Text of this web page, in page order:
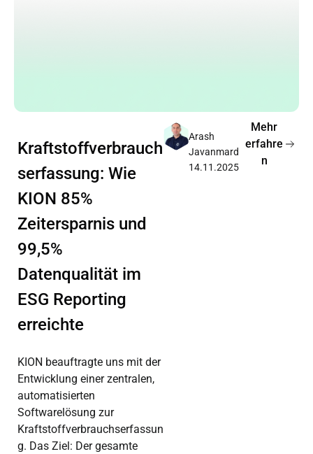
Kraftstoffverbrauch
serfassung: Wie
KION 85%
Zeitersparnis und
99,5%
Datenqualität im
ESG Reporting
erreichte
KION beauftragte uns mit der
Entwicklung einer zentralen,
automatisierten
Softwarelösung zur
Kraftstoffverbrauchserfassun
g. Das Ziel: Der gesamte
Arash
Javanmard
14.11.2025
Mehr
erfahre
n